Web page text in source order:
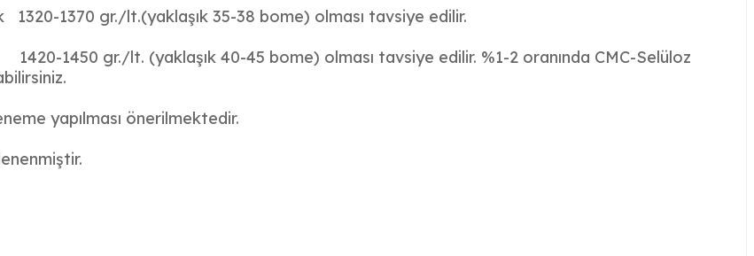
1320-1370 gr./lt.(yaklaşık 35-38 bome) olması tavsiye edilir.
1420-1450 gr./lt. (yaklaşık 40-45 bome) olması tavsiye edilir. %1-2 oranında CMC-Selüloz
yapılması önerilmektedir.